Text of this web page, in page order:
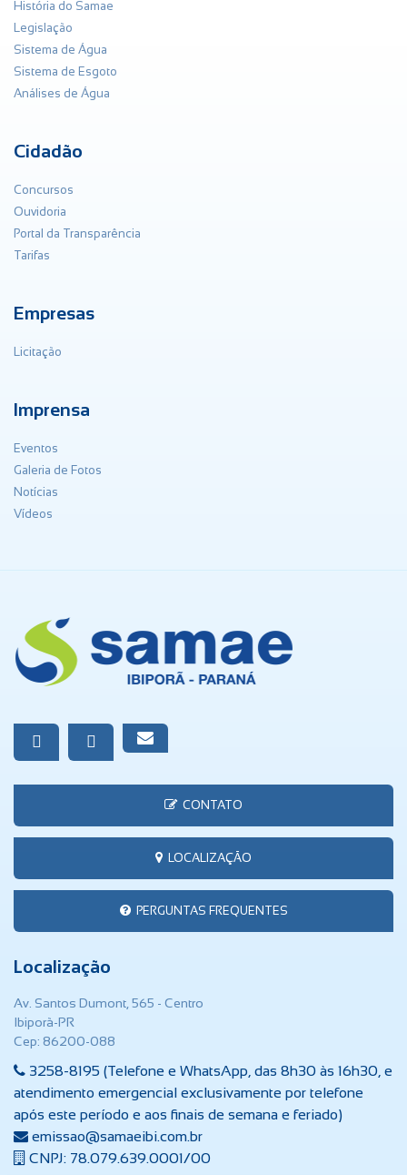
História do Samae
Legislação
Sistema de Água
Sistema de Esgoto
Análises de Água
Cidadão
Concursos
Ouvidoria
Portal da Transparência
Tarifas
Empresas
Licitação
Imprensa
Eventos
Galeria de Fotos
Notícias
Vídeos
CONTATO
LOCALIZAÇÃO
PERGUNTAS FREQUENTES
Localização
Av. Santos Dumont, 565 - Centro
Ibiporã-PR
Cep: 86200-088
3258-8195 (Telefone e WhatsApp, das 8h30 às 16h30, e
atendimento emergencial exclusivamente por telefone
após este período e aos finais de semana e feriado)
emissao@samaeibi.com.br
CNPJ: 78.079.639.0001/00